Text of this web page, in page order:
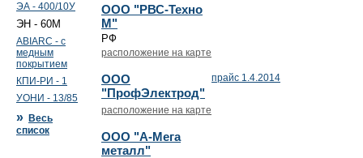
ЭА - 400/10У
ЭН - 60М
ABIARC - с
медным
покрытием
КПИ-РИ - 1
УОНИ - 13/85
» Весь
список
ООО "РВС-Техно
М"
РФ
расположение на карте
ООО
"ПрофЭлектрод"
расположение на карте
прайс 1.4.2014
ООО "А-Мега
металл"